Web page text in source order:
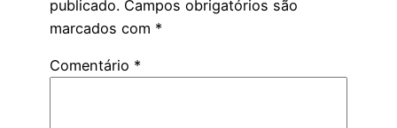
publicado. Campos obrigatórios são
marcados com *
Comentário *